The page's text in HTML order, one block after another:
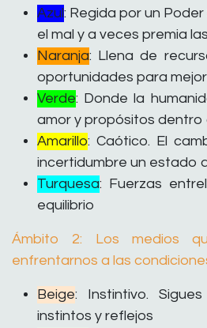
Azul: Regida por un
el mal y a veces premia
Naranja: Llena de
oportunidades para
Verde: Donde la
amor y propósitos dentro
Amarillo: Caótico. El
incertidumbre un estado
Turquesa: Fuerzas
equilibrio
Ámbito 2: Los medios
enfrentarnos a las
Beige: Instintivo.
instintos y reflejos